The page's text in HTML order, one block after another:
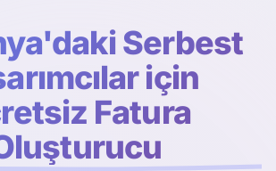
Serbest
için
Fatura